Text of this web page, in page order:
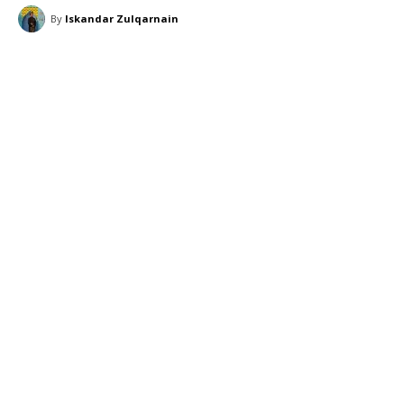
By Iskandar Zulqarnain